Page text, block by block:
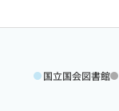
国立国会図書館